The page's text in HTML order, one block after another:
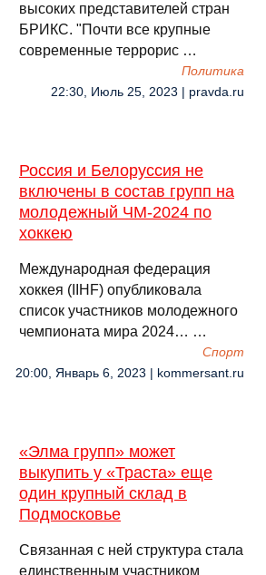
высоких представителей стран
БРИКС. "Почти все крупные
современные террорис …
Политика
22:30, Июль 25, 2023 | pravda.ru
Россия и Белоруссия не
включены в состав групп на
молодежный ЧМ-2024 по
хоккею
Международная федерация
хоккея (IIHF) опубликовала
список участников молодежного
чемпионата мира 2024… …
Спорт
20:00, Январь 6, 2023 | kommersant.ru
«Элма групп» может
выкупить у «Траста» еще
один крупный склад в
Подмосковье
Связанная с ней структура стала
единственным участником